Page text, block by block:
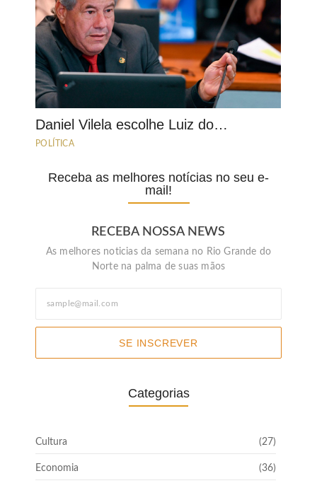
Daniel Vilela escolhe Luiz do…
POLÍTICA
Receba as melhores notícias no seu e-
mail!
RECEBA NOSSA NEWS
As melhores noticias da semana no Rio Grande do
Norte na palma de suas mãos
SE INSCREVER
Categorias
Cultura (27)
Economia (36)